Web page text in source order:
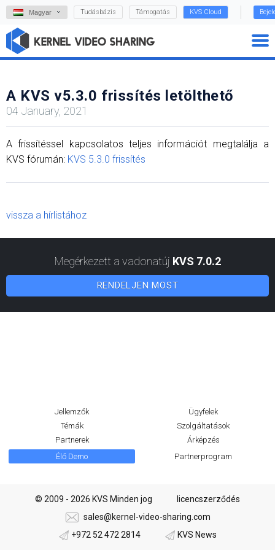
Magyar Tudásbázis Támogatás KVS Cloud
A KVS v5.3.0 frissítés letölthető
04 January, 2021
A frissítéssel kapcsolatos teljes információt megtalálja a
KVS fórumán: KVS 5.3.0 frissítés
vissza a hírlistához
Megérkezett a vadonatúj KVS 7.0.2
RENDELJEN MOST
Jellemzők
Ügyfelek
Témák
Szolgáltatások
Partnerek
Árképzés
Élő Demo
Partnerprogram
© 2009 - 2026 KVS Minden jog
licencszerződés
sales@kernel-video-sharing.com
+972 52 472 2814
KVS News